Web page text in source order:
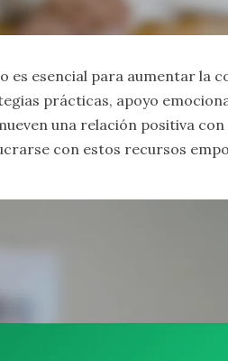
esencial para aumentar la
prácticas, apoyo
una relación positiva
con estos recursos